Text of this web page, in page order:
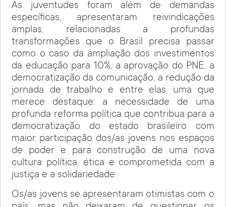
As juventudes foram além de demandas
específicas, apresentaram reivindicações
amplas, relacionadas a profundas
transformações que o Brasil precisa passar
como o caso da ampliação dos investimentos
da educação para 10%, a aprovação do PNE, a
democratização da comunicação, a redução da
jornada de trabalho e entre elas, uma que
merece destaque: a necessidade de uma
profunda reforma política que contribua para a
democratização do estado brasileiro com
maior participação dos/as jovens nos espaços
de poder e para construção de uma nova
cultura política, ética e comprometida com a
justiça e a solidariedade.
Os/as jovens se apresentaram otimistas com o